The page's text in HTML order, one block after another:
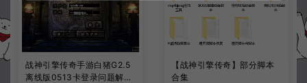
战神引擎传奇手游白猪G2.5
离线版0513卡登录问题解决
【战神引擎传奇】部分脚本
合集